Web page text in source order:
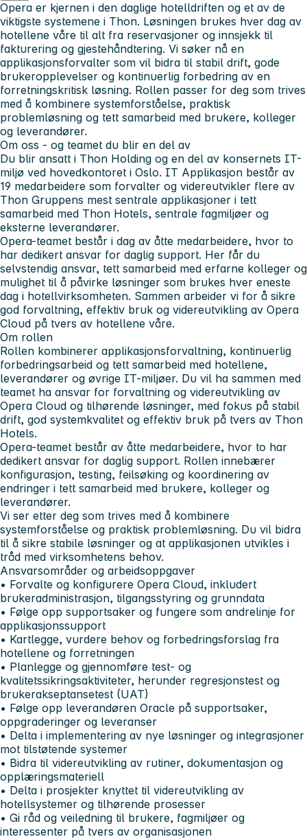
Opera er kjernen i den daglige hotelldriften og et av de
viktigste systemene i Thon. Løsningen brukes hver dag av
hotellene våre til alt fra reservasjoner og innsjekk til
fakturering og gjestehåndtering. Vi søker nå en
applikasjonsforvalter som vil bidra til stabil drift, gode
brukeropplevelser og kontinuerlig forbedring av en
forretningskritisk løsning. Rollen passer for deg som trives
med å kombinere systemforståelse, praktisk
problemløsning og tett samarbeid med brukere, kolleger
og leverandører.
Om oss - og teamet du blir en del av
Du blir ansatt i Thon Holding og en del av konsernets IT-
miljø ved hovedkontoret i Oslo. IT Applikasjon består av
19 medarbeidere som forvalter og videreutvikler flere av
Thon Gruppens mest sentrale applikasjoner i tett
samarbeid med Thon Hotels, sentrale fagmiljøer og
eksterne leverandører.
Opera-teamet består i dag av åtte medarbeidere, hvor to
har dedikert ansvar for daglig support. Her får du
selvstendig ansvar, tett samarbeid med erfarne kolleger og
mulighet til å påvirke løsninger som brukes hver eneste
dag i hotellvirksomheten. Sammen arbeider vi for å sikre
god forvaltning, effektiv bruk og videreutvikling av Opera
Cloud på tvers av hotellene våre.
Om rollen
Rollen kombinerer applikasjonsforvaltning, kontinuerlig
forbedringsarbeid og tett samarbeid med hotellene,
leverandører og øvrige IT-miljøer. Du vil ha sammen med
teamet ha ansvar for forvaltning og videreutvikling av
Opera Cloud og tilhørende løsninger, med fokus på stabil
drift, god systemkvalitet og effektiv bruk på tvers av Thon
Hotels.
Opera-teamet består av åtte medarbeidere, hvor to har
dedikert ansvar for daglig support. Rollen innebærer
konfigurasjon, testing, feilsøking og koordinering av
endringer i tett samarbeid med brukere, kolleger og
leverandører.
Vi ser etter deg som trives med å kombinere
systemforståelse og praktisk problemløsning. Du vil bidra
til å sikre stabile løsninger og at applikasjonen utvikles i
tråd med virksomhetens behov.
Ansvarsområder og arbeidsoppgaver
• Forvalte og konfigurere Opera Cloud, inkludert
brukeradministrasjon, tilgangsstyring og grunndata
• Følge opp supportsaker og fungere som andrelinje for
applikasjonssupport
• Kartlegge, vurdere behov og forbedringsforslag fra
hotellene og forretningen
• Planlegge og gjennomføre test- og
kvalitetssikringsaktiviteter, herunder regresjonstest og
brukerakseptansetest (UAT)
• Følge opp leverandøren Oracle på supportsaker,
oppgraderinger og leveranser
• Delta i implementering av nye løsninger og integrasjoner
mot tilstøtende systemer
• Bidra til videreutvikling av rutiner, dokumentasjon og
opplæringsmateriell
• Delta i prosjekter knyttet til videreutvikling av
hotellsystemer og tilhørende prosesser
• Gi råd og veiledning til brukere, fagmiljøer og
interessenter på tvers av organisasjonen